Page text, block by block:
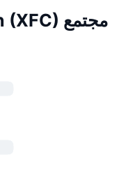
مجتمع Footballcoin (XFC)